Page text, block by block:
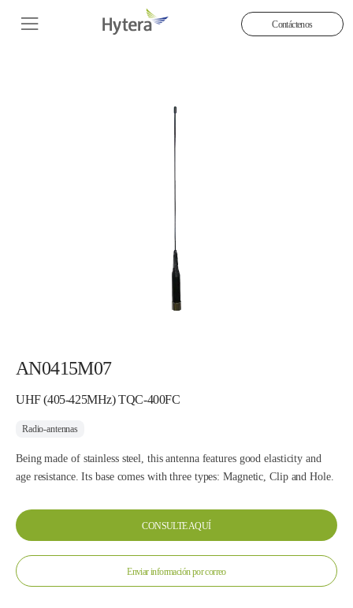
Contáctenos
AN0415M07
UHF (405-425MHz) TQC-400FC
Radio-antennas
Being made of stainless steel, this antenna features good elasticity and
age resistance. Its base comes with three types: Magnetic, Clip and Hole.
CONSULTE AQUÍ
Enviar información por correo